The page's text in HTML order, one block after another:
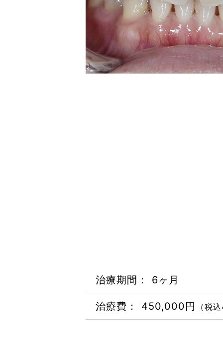
治療期間： 6ヶ月
治療費： 450,000円 （税